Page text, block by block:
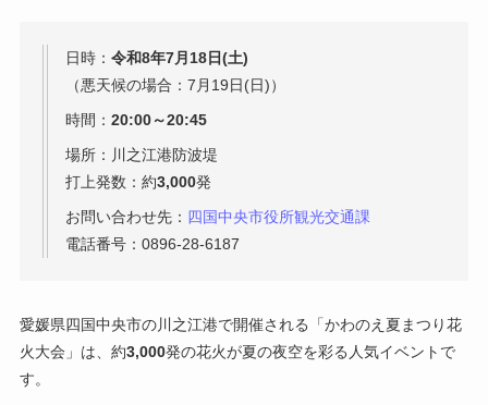
日時： 令和8年7月18日(土)
（悪天候の場合：7月19日(日)）
時間： 20:00～20:45
場所：川之江港防波堤
打上発数：約3,000発
お問い合わせ先： 四国中央市役所観光交通課
電話番号：0896-28-6187
愛媛県四国中央市の川之江港で開催される「かわのえ夏まつり花
火大会」は、約3,000発の花火が夏の夜空を彩る人気イベントで
す。